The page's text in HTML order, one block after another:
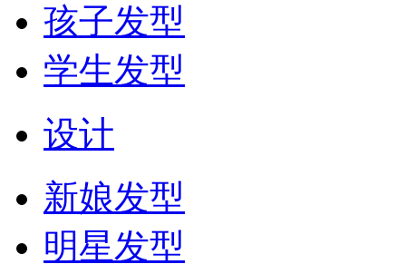
孩子发型
学生发型
设计
新娘发型
明星发型